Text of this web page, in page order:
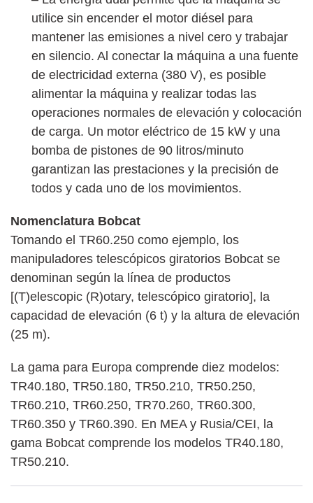
utilice sin encender el motor diésel para
mantener las emisiones a nivel cero y trabajar
en silencio. Al conectar la máquina a una fuente
de electricidad externa (380 V), es posible
alimentar la máquina y realizar todas las
operaciones normales de elevación y colocación
de carga. Un motor eléctrico de 15 kW y una
bomba de pistones de 90 litros/minuto
garantizan las prestaciones y la precisión de
todos y cada uno de los movimientos.
Nomenclatura Bobcat
Tomando el TR60.250 como ejemplo, los
manipuladores telescópicos giratorios Bobcat se
denominan según la línea de productos
[(T)elescopic (R)otary, telescópico giratorio], la
capacidad de elevación (6 t) y la altura de elevación
(25 m).
La gama para Europa comprende diez modelos:
TR40.180, TR50.180, TR50.210, TR50.250,
TR60.210, TR60.250, TR70.260, TR60.300,
TR60.350 y TR60.390. En MEA y Rusia/CEI, la
gama Bobcat comprende los modelos TR40.180,
TR50.210.